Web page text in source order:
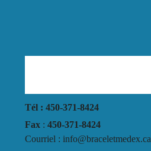
Tél : 450-371-8424
Fax : 450-371-8424
Courriel : info@braceletmedex.ca